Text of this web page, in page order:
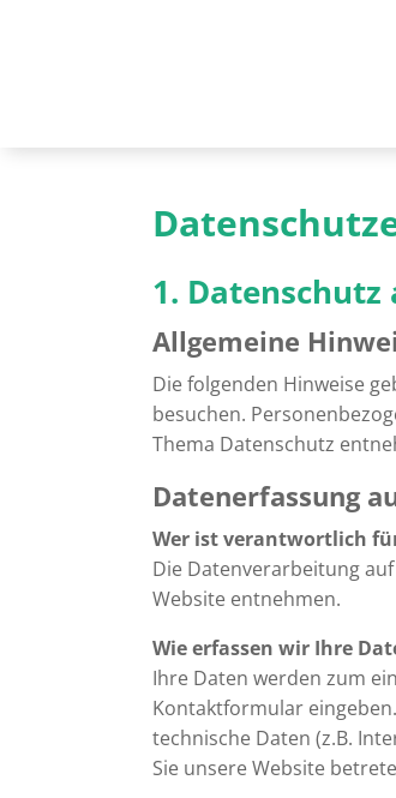
1.
Allgemeine
Die folgenden Hinweise
besuchen.
Thema Datenschutz
Datenerfassung
Wer ist verantwortlich
Die Datenverarbeitung
Website entnehmen.
Wie erfassen wir Ihre
Ihre Daten werden zum
Kontaktformular
technische Daten (z.B.
Sie unsere Website